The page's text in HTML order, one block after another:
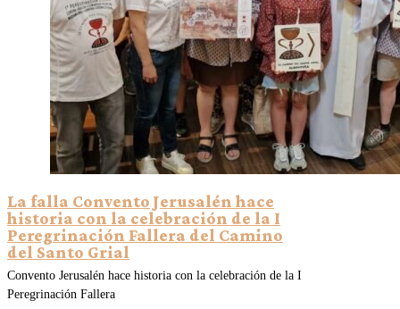
La falla Convento Jerusalén hace
historia con la celebración de la I
Peregrinación Fallera del Camino
del Santo Grial
Convento Jerusalén hace historia con la celebración de la I
Peregrinación Fallera